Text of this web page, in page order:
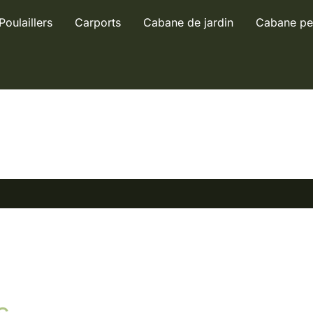
Poulaillers Carports Cabane de jardin Cabane